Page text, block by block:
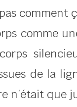
comment
comme
de la
n’était que